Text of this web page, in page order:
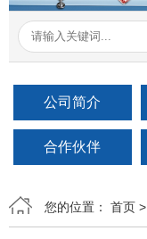
在线留言
联系我们
公司简介
合作伙伴
您的位置： 首页 >